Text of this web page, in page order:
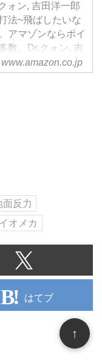
ォン, 吉田洋一郎
法~飛ばしたいな
アマゾンならポイ
数。Dr.クォン, 吉
か、お急ぎ便対象
けも可能。また驚
www.amazon.co.jp
面反力
オメカ
はてブ
↑